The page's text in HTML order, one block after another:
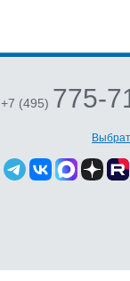
+7 (495) 775-